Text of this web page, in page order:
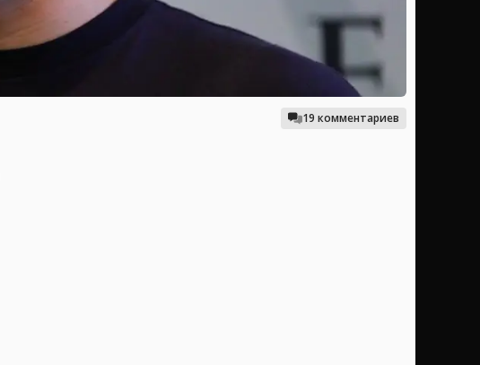
19 комментариев